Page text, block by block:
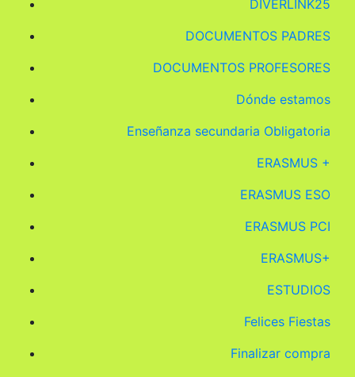
DIVERLINK25
DOCUMENTOS PADRES
DOCUMENTOS PROFESORES
Dónde estamos
Enseñanza secundaria Obligatoria
ERASMUS +
ERASMUS ESO
ERASMUS PCI
ERASMUS+
ESTUDIOS
Felices Fiestas
Finalizar compra